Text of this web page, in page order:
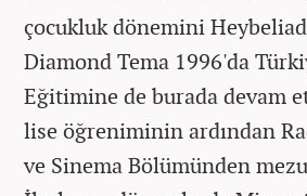
çocukluk dönemini
Diamond Tema 1996'da
Eğitimine de burada devam
lise öğreniminin ardından
ve Sinema Bölümünden